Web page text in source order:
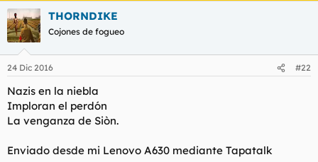
THORNDIKE
Cojones de fogueo
24 Dic 2016 #22
Nazis en la niebla
Imploran el perdón
La venganza de Siòn.
Enviado desde mi Lenovo A630 mediante Tapatalk